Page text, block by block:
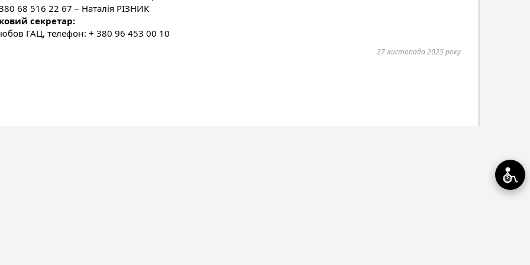
68 516 22 67 – Наталія РІЗНИК
секретар:
ГАЦ, телефон: + 380 96 453 00 10
27 листопада 2025 року